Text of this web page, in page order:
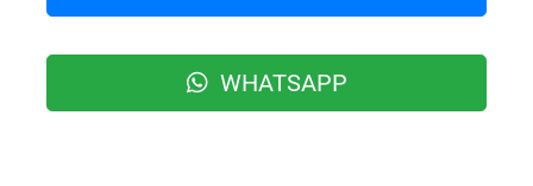
WHATSAPP